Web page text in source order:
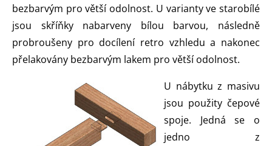
bezbarvým pro větší odolnost. U varianty ve starobílé
jsou skříňky nabarveny bílou barvou, následně
probroušeny pro docílení retro vzhledu a nakonec
přelakovány bezbarvým lakem pro větší odolnost.
U nábytku z masivu
jsou použity čepové
spoje. Jedná se o
jedno z